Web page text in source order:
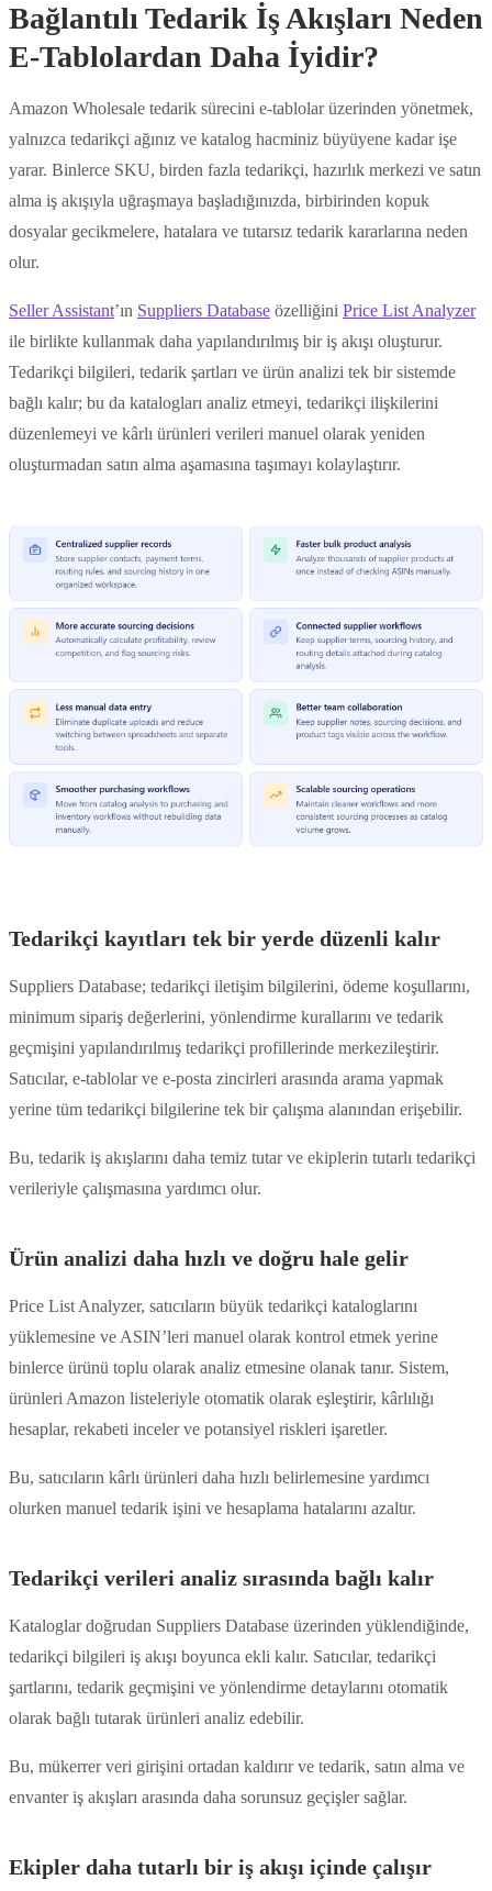
Bağlantılı Tedarik İş Akışları Neden
E-Tablolardan Daha İyidir?
Amazon Wholesale tedarik sürecini e-tablolar üzerinden yönetmek,
yalnızca tedarikçi ağınız ve katalog hacminiz büyüyene kadar işe
yarar. Binlerce SKU, birden fazla tedarikçi, hazırlık merkezi ve satın
alma iş akışıyla uğraşmaya başladığınızda, birbirinden kopuk
dosyalar gecikmelere, hatalara ve tutarsız tedarik kararlarına neden
olur.
Seller Assistant’ın Suppliers Database özelliğini Price List Analyzer
ile birlikte kullanmak daha yapılandırılmış bir iş akışı oluşturur.
Tedarikçi bilgileri, tedarik şartları ve ürün analizi tek bir sistemde
bağlı kalır; bu da katalogları analiz etmeyi, tedarikçi ilişkilerini
düzenlemeyi ve kârlı ürünleri verileri manuel olarak yeniden
oluşturmadan satın alma aşamasına taşımayı kolaylaştırır.
Tedarikçi kayıtları tek bir yerde düzenli kalır
Suppliers Database; tedarikçi iletişim bilgilerini, ödeme koşullarını,
minimum sipariş değerlerini, yönlendirme kurallarını ve tedarik
geçmişini yapılandırılmış tedarikçi profillerinde merkezileştirir.
Satıcılar, e-tablolar ve e-posta zincirleri arasında arama yapmak
yerine tüm tedarikçi bilgilerine tek bir çalışma alanından erişebilir.
Bu, tedarik iş akışlarını daha temiz tutar ve ekiplerin tutarlı tedarikçi
verileriyle çalışmasına yardımcı olur.
Ürün analizi daha hızlı ve doğru hale gelir
Price List Analyzer, satıcıların büyük tedarikçi kataloglarını
yüklemesine ve ASIN’leri manuel olarak kontrol etmek yerine
binlerce ürünü toplu olarak analiz etmesine olanak tanır. Sistem,
ürünleri Amazon listeleriyle otomatik olarak eşleştirir, kârlılığı
hesaplar, rekabeti inceler ve potansiyel riskleri işaretler.
Bu, satıcıların kârlı ürünleri daha hızlı belirlemesine yardımcı
olurken manuel tedarik işini ve hesaplama hatalarını azaltır.
Tedarikçi verileri analiz sırasında bağlı kalır
Kataloglar doğrudan Suppliers Database üzerinden yüklendiğinde,
tedarikçi bilgileri iş akışı boyunca ekli kalır. Satıcılar, tedarikçi
şartlarını, tedarik geçmişini ve yönlendirme detaylarını otomatik
olarak bağlı tutarak ürünleri analiz edebilir.
Bu, mükerrer veri girişini ortadan kaldırır ve tedarik, satın alma ve
envanter iş akışları arasında daha sorunsuz geçişler sağlar.
Ekipler daha tutarlı bir iş akışı içinde çalışır